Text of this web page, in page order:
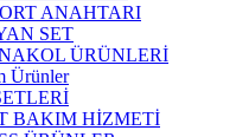
ANAHTARI
SET
ÜRÜNLERİ
Ürünler
BAKIM HİZMETİ